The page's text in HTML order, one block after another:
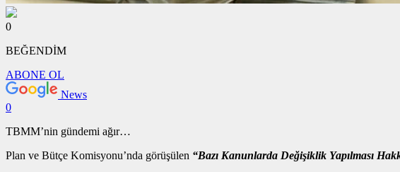
0
BEĞENDİM
ABONE OL
News
0
TBMM’nin gündemi ağır…
Plan ve Bütçe Komisyonu’nda görüşülen “Bazı Kanunlarda Değişiklik Yapılması